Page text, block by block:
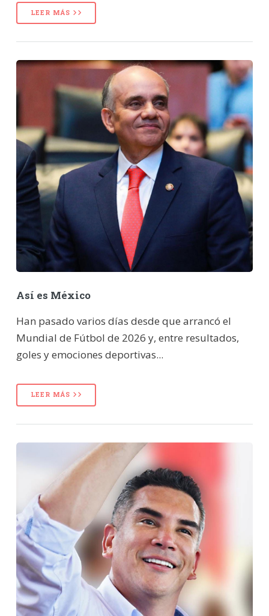
LEER MÁS
Así es México
Han pasado varios días desde que arrancó el
Mundial de Fútbol de 2026 y, entre resultados,
goles y emociones deportivas...
LEER MÁS